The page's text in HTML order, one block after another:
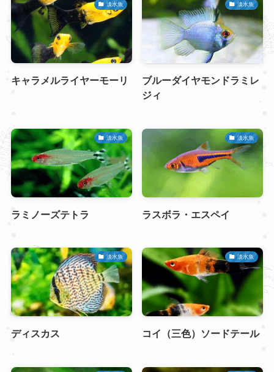
淡水魚
キャラメルライヤーモーリ
淡水魚
ブルーダイヤモンドラミレ
ジィ
淡水魚
ラミノーズテトラ
淡水魚
ラスボラ・エスペイ
淡水魚
ディスカス
淡水魚
コイ（三色）ソードテール